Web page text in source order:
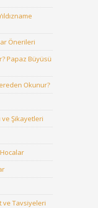
Önerileri
Papaz Büyüsü
Okunur?
ve Şikayetleri
ve Tavsiyeleri